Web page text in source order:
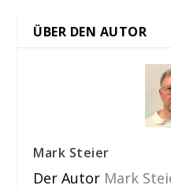
ÜBER DEN AUTOR
Mark Steier
Der Autor Mark